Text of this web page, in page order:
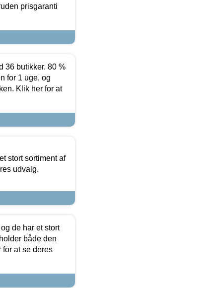
prisgaranti
36 butikker. 80 %
for 1 uge, og
Klik her for at
stort sortiment af
udvalg.
de har et stort
både den
at se deres